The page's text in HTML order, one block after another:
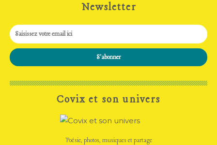
Newsletter
Covix et son univers
Poésie, photos, musiques et partage